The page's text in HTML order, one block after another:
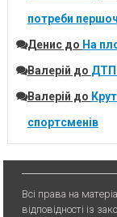
потреби
Денисдо На
Валерій до ДТП
Валерій до
спортсменів
Всі права на
відповідності із